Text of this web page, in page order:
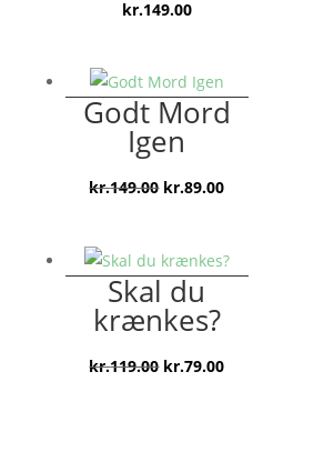
kr.149.00
Godt Mord
Igen
kr.149.00 Den
var:
kr.149.00.
kr.89.00Den
er:
Skal du
krænkes?
kr.119.00 Den
kr.79.00Den